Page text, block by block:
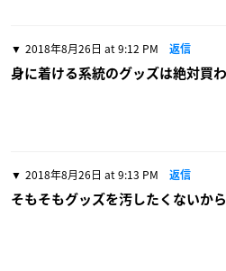
2018年8月26日 at 9:12 PM 返信
身に着ける系統のグッズは絶対買
2018年8月26日 at 9:13 PM 返信
そもそもグッズを汚したくないか